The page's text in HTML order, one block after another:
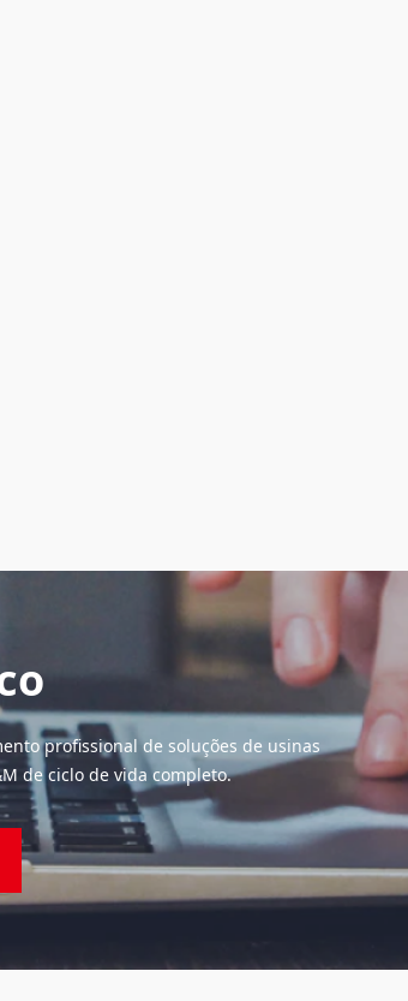
profissional de soluções de usinas
de ciclo de vida completo.